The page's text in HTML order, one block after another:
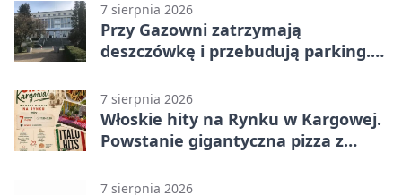
7 sierpnia 2026
Przy Gazowni zatrzymają
deszczówkę i przebudują parking.
7 sierpnia 2026
Włoskie hity na Rynku w Kargowej.
Powstanie gigantyczna pizza z
7 sierpnia 2026